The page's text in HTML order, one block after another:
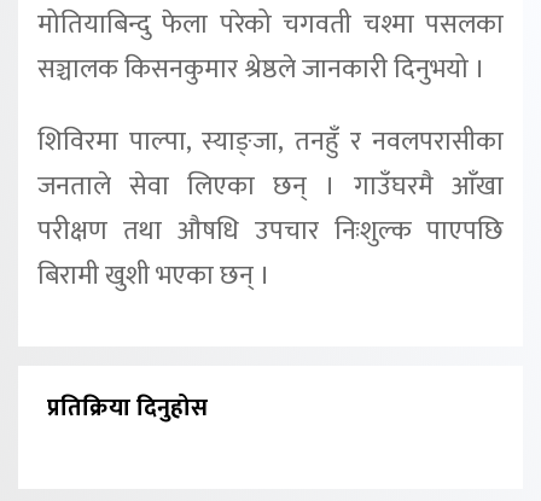
मोतियाबिन्दु फेला परेको चगवती चश्मा पसलका
सञ्चालक किसनकुमार श्रेष्ठले जानकारी दिनुभयो ।
शिविरमा पाल्पा, स्याङ्जा, तनहुँ र नवलपरासीका
जनताले सेवा लिएका छन् । गाउँघरमै आँखा
परीक्षण तथा औषधि उपचार निःशुल्क पाएपछि
बिरामी खुशी भएका छन् ।
प्रतिक्रिया दिनुहोस